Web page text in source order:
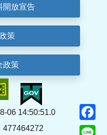
開放宣告
策
政策
06 14:50:51.0
477464272